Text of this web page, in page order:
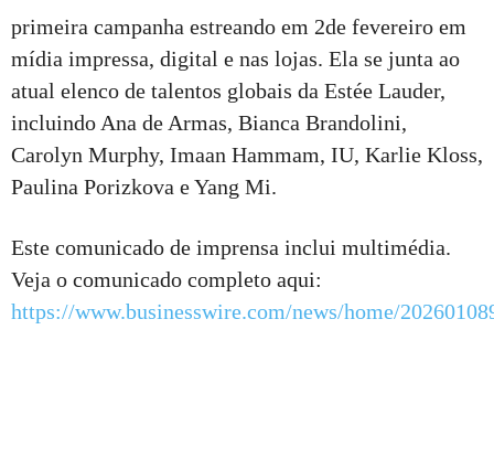
primeira campanha estreando em 2de fevereiro em
mídia impressa, digital e nas lojas. Ela se junta ao
atual elenco de talentos globais da Estée Lauder,
incluindo Ana de Armas, Bianca Brandolini,
Carolyn Murphy, Imaan Hammam, IU, Karlie Kloss,
Paulina Porizkova e Yang Mi.
Este comunicado de imprensa inclui multimédia.
Veja o comunicado completo aqui:
https://www.businesswire.com/news/home/